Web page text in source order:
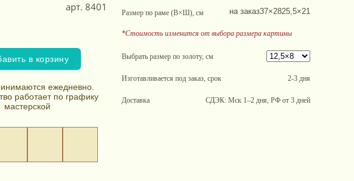
арт. 8401 Размер по раме (В×Ш), см 25,5×21
37×28
на заказ
*Стоимость изменится от выбора размера картины
Выбрать размер по золоту, см
Изготавливается под заказ, срок 2-3 дня
Доставка СДЭК: Мск 1–2 дня, РФ от 3 дней
в корзину
ежедневно.
работает по графику
мастерской